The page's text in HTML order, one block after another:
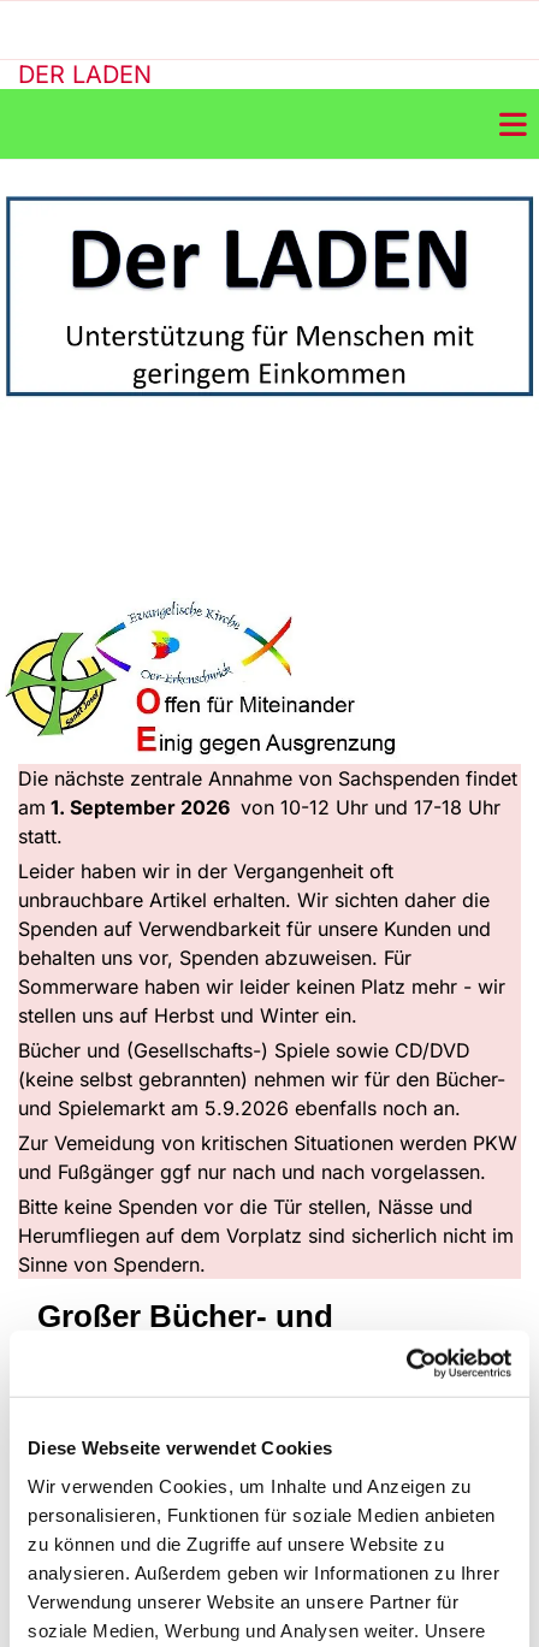
Diese Webseite verwendet Cookies
Wir verwenden Cookies, um Inhalte und Anzeigen zu
personalisieren, Funktionen für soziale Medien anbieten
zu können und die Zugriffe auf unsere Website zu
analysieren. Außerdem geben wir Informationen zu Ihrer
Verwendung unserer Website an unsere Partner für
soziale Medien, Werbung und Analysen weiter. Unsere
DER LADEN
Die nächste zentrale Annahme von Sachspenden findet
am 1. September 2026 von 10-12 Uhr und 17-18 Uhr
statt.
Leider haben wir in der Vergangenheit oft
unbrauchbare Artikel erhalten. Wir sichten daher die
Spenden auf Verwendbarkeit für unsere Kunden und
behalten uns vor, Spenden abzuweisen. Für
Sommerware haben wir leider keinen Platz mehr - wir
stellen uns auf Herbst und Winter ein.
Bücher und (Gesellschafts-) Spiele sowie CD/DVD
(keine selbst gebrannten) nehmen wir für den Bücher-
und Spielemarkt am 5.9.2026 ebenfalls noch an.
Zur Vemeidung von kritischen Situationen werden PKW
und Fußgänger ggf nur nach und nach vorgelassen.
Bitte keine Spenden vor die Tür stellen, Nässe und
Herumfliegen auf dem Vorplatz sind sicherlich nicht im
Sinne von Spendern.
Großer Bücher- und